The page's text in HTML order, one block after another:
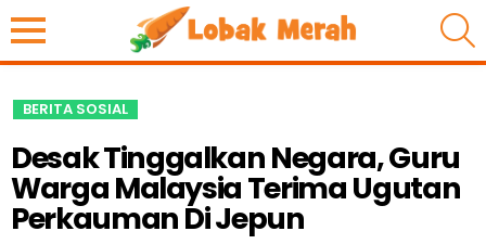
BERITA SOSIAL
Desak Tinggalkan Negara, Guru
Warga Malaysia Terima Ugutan
Perkauman Di Jepun